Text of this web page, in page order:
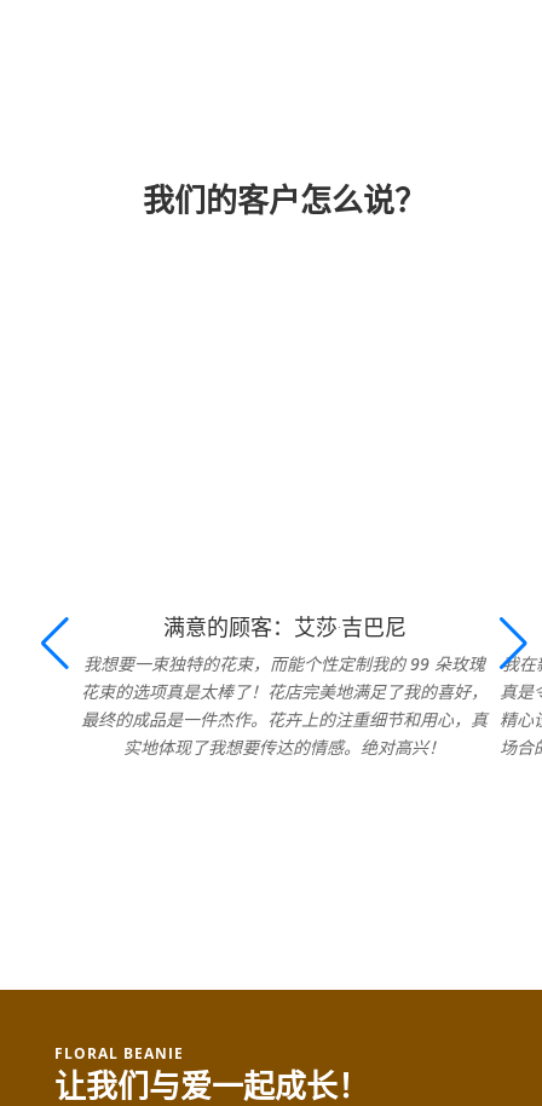
我们的客户怎么说？
满意的顾客：艾莎·吉巴尼
我想要一束独特的花束，而能个性定制我的 99 朵玫瑰
花束的选项真是太棒了！花店完美地满足了我的喜好，
最终的成品是一件杰作。花卉上的注重细节和用心，真
实地体现了我想要传达的情感。绝对高兴！
我在
真是
精心
场合
FLORAL BEANIE
让我们与爱一起成长！